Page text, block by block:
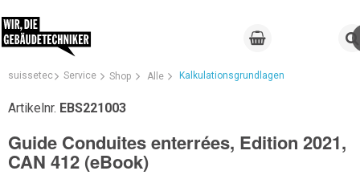
suissetec Service Shop Alle Kalkulationsgrundlagen
Artikelnr. EBS221003
Guide Conduites enterrées, Edition 2021,
CAN 412 (eBook)